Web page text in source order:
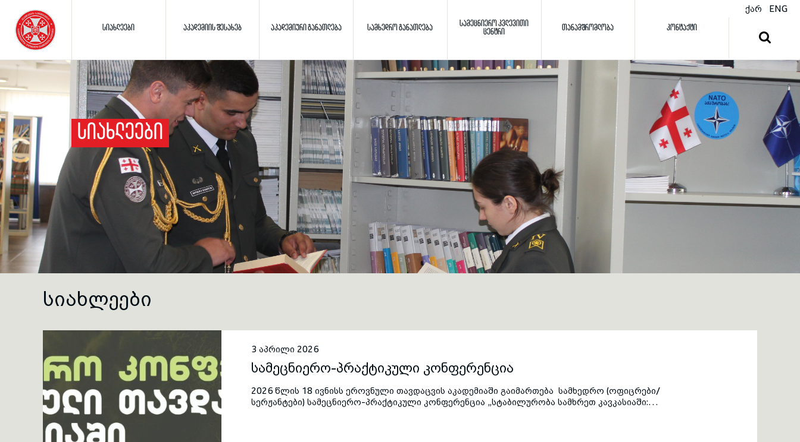
ქარ ENG
ძიება
Toggle search
ᲡᲘᲐᲮᲚᲔᲔᲑᲘ ᲐᲙᲐᲓᲔᲛᲘᲘᲡ ᲨᲔᲡᲐᲮᲔᲑ ᲐᲙᲐᲓᲔᲛᲘᲣᲠᲘ ᲒᲐᲜᲐᲗᲚᲔᲑᲐ ᲡᲐᲛᲮᲔᲓᲠᲝ ᲒᲐᲜᲐᲗᲚᲔᲑᲐ
ᲡᲐᲛᲔᲪᲜᲘᲔᲠᲝ ᲙᲕᲚᲔᲕᲘᲗᲘ
ᲪᲔᲜᲢᲠᲘ
ᲗᲐᲜᲐᲛᲨᲠᲝᲛᲚᲝᲑᲐ ᲙᲝᲜᲢᲐᲥᲢᲘ
ᲡᲘᲐᲮᲚᲔᲔᲑᲘ
ᲡᲘᲐᲮᲚᲔᲔᲑᲘ
3 აპრილი 2026
სამეცნიერო-პრაქტიკული კონფერენცია
2026 წლის 18 ივნისს ეროვნული თავდაცვის აკადემიაში გაიმართება სამხედრო (ოფიცრები/
სერჟანტები) სამეცნიერო-პრაქტიკული კონფერენცია „სტაბილურობა სამხრეთ კავკასიაში: